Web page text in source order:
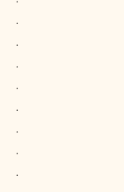
.
.
.
.
.
.
.
.